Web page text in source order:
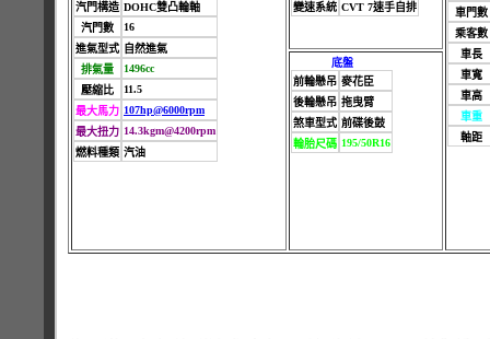
汽門構造 DOHC雙凸輪軸
汽門數
16
進氣型式 自然進氣
排氣量
1496cc
壓縮比
11.5
最大馬力 107hp@6000rpm
最大扭力 14.3kgm@4200rpm
燃料種類 汽油
變速系統 CVT 7速手自排
車門數
乘客數
車長
車寬
車高
車重
軸距
底盤
前輪懸吊 麥花臣
後輪懸吊 拖曳臂
煞車型式 前碟後鼓
輪胎尺碼 195/50R16